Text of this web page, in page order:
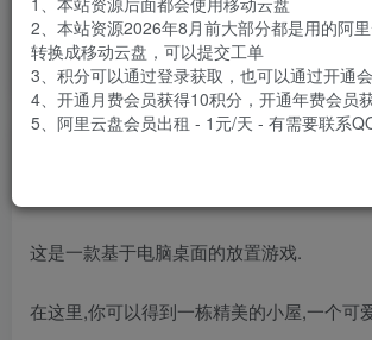
安装包大小
游戏本体大小
这是一款基于电脑桌面的放置游戏.
在这里,你可以得到一栋精美的小屋,一个可
2、本站资源2026年8月前大部分都是用的阿
转换成移动云盘，可以提交工单
3、积分可以通过登录获取，也可以通过开通
4、开通月费会员获得10积分，开通年费会员
5、阿里云盘会员出租 - 1元/天 - 有需要联系